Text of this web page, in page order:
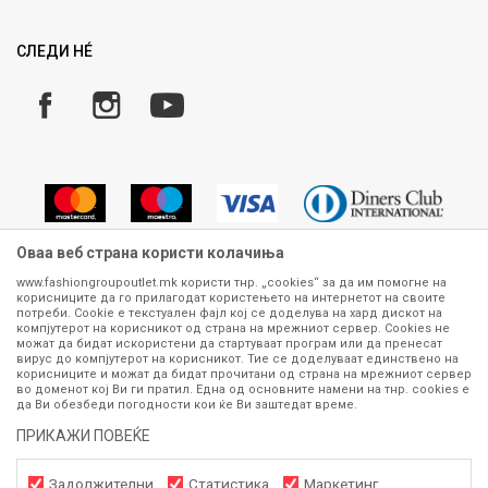
Замена и рефундација на производи
Плаќање
СЛЕДИ НÉ
Сите информации околу производите кои се изложени на нашата
онлајн продавница се стремиме да бидат конкретни, точни и прецизни,
меѓутоа не можеме да гарантираме дека се без ниту една грешка или
пак дека сите производи во моментот се достапни на залиха.
Фотографиите се најверодостојниот приказ на производот. Доколку
дојде до потреба за замена на производ или рефундација, процедурата
контактирајте не на телефонскиот број 070 275 363 или на е-
маилoutlet@fashiongroup.com.mkодпонеделник до петок (08-16ч)
и сабота (10-15ч)
Оваа веб страна користи колачиња
www.fashiongroupoutlet.mk користи тнр. „cookies“ за да им помогне на
корисниците да го прилагодат користењето на интернетот на своите
потреби. Cookie е текстуален фајл кој се доделува на хард дискот на
компјутерот на корисникот од страна на мрежниот сервер. Cookies не
можат да бидат искористени да стартуваат програм или да пренесат
вирус до компјутерот на корисникот. Тие се доделуваат единствено на
корисниците и можат да бидат прочитани од страна на мрежниот сервер
во доменот кој Ви ги пратил. Една од основните намени на тнр. сookies е
да Ви обезбеди погодности кои ќе Ви заштедат време.
ПРИКАЖИ ПОВЕЌЕ
Задолжителни Статистика Маркетинг